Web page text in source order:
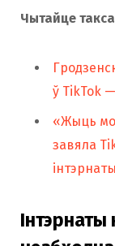
Чытайце
ў TikTok
«Жыць
завяла